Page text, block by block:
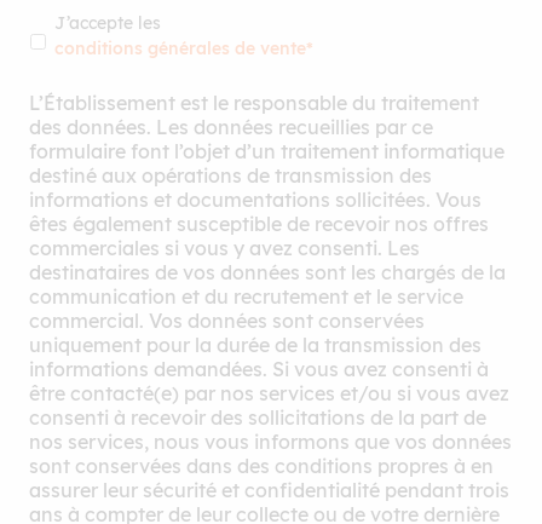
J’accepte les
conditions générales de vente*
L’Établissement est le responsable du traitement
des données. Les données recueillies par ce
formulaire font l’objet d’un traitement informatique
destiné aux opérations de transmission des
informations et documentations sollicitées. Vous
êtes également susceptible de recevoir nos offres
commerciales si vous y avez consenti. Les
destinataires de vos données sont les chargés de la
communication et du recrutement et le service
commercial. Vos données sont conservées
uniquement pour la durée de la transmission des
informations demandées. Si vous avez consenti à
être contacté(e) par nos services et/ou si vous avez
consenti à recevoir des sollicitations de la part de
nos services, nous vous informons que vos données
sont conservées dans des conditions propres à en
assurer leur sécurité et confidentialité pendant trois
ans à compter de leur collecte ou de votre dernière